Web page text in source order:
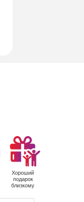
Хороший
подарок
близкому